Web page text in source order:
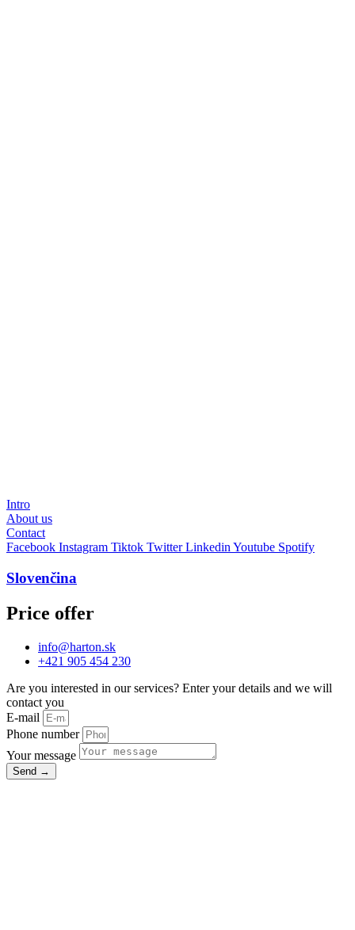
Intro
About us
Contact
Facebook Instagram Tiktok Twitter Linkedin Youtube Spotify
Slovenčina
Price offer
info@harton.sk
+421 905 454 230
Are you interested in our services? Enter your details and we will
contact you
E-mail
Phone number
Your message
Send →